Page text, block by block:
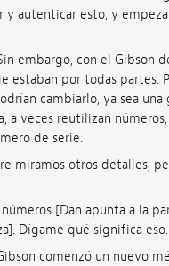
y autenticar esto, y
embargo, con el Gibson
estaban por todas partes.
cambiarlo, ya sea
a veces reutilizan
de serie.
miramos otros detalles,
números [Dan apunta a la
Dígame qué significa eso.
comenzó un nuevo